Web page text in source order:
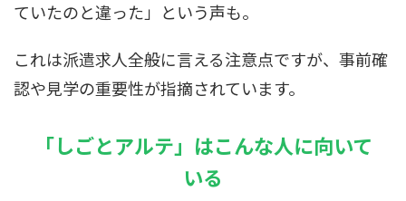
ていたのと違った」という声も。
これは派遣求人全般に言える注意点ですが、事前確
認や見学の重要性が指摘されています。
「しごとアルテ」はこんな人に向いて
いる